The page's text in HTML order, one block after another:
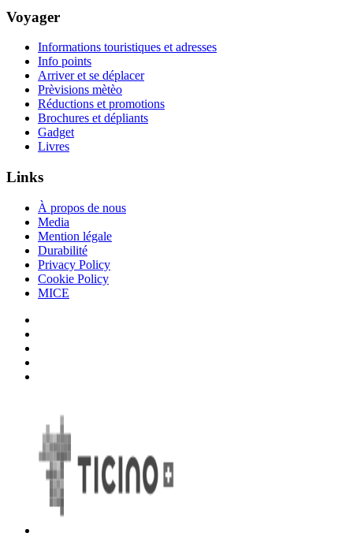
Voyager
Informations touristiques et adresses
Info points
Arriver et se déplacer
Prèvisions mètèo
Réductions et promotions
Brochures et dépliants
Gadget
Livres
Links
À propos de nous
Media
Mention légale
Durabilité
Privacy Policy
Cookie Policy
MICE